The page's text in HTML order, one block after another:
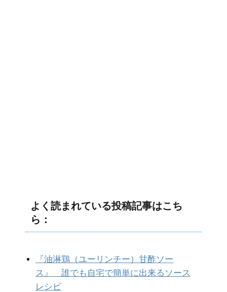
よく読まれている投稿記事はこち
ら：
『油淋鶏（ユーリンチー）甘酢ソー
ス』 誰でも自宅で簡単に出来るソース
レシピ